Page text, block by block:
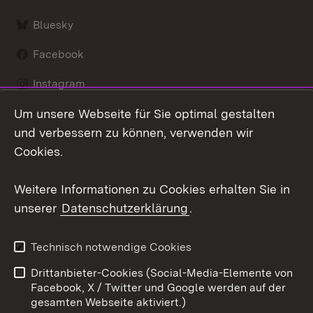
Bluesky
Facebook
Instagram
LinkedIn
Datenschutz
Barrierefreiheit
Impressum
Cookies
Um unsere Webseite für Sie optimal gestalten
und verbessern zu können, verwenden wir
Cookies.
Weitere Informationen zu Cookies erhalten Sie in
unserer Datenschutzerklärung.
Technisch notwendige Cookies
Drittanbieter-Cookies (Social-Media-Elemente von
Facebook, X / Twitter und Google werden auf der
gesamten Webseite aktiviert.)